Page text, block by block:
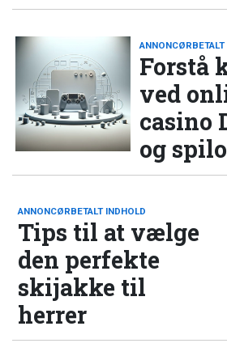
ANNONCØRBETALT
Forstå
ved
casino
og
ANNONCØRBETALT INDHOLD
Tips til at vælge
den perfekte
skijakke til
herrer